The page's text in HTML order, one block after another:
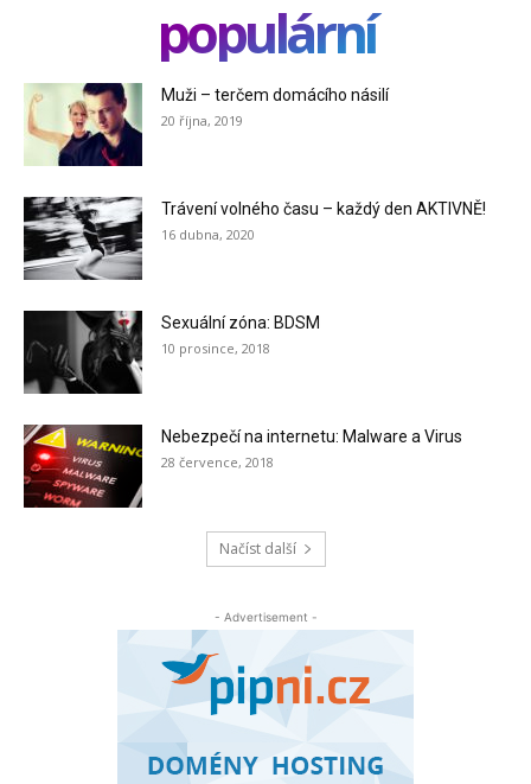
populární
Muži – terčem domácího násilí
20 října, 2019
Trávení volného času – každý den AKTIVNĚ!
16 dubna, 2020
Sexuální zóna: BDSM
10 prosince, 2018
Nebezpečí na internetu: Malware a Virus
28 července, 2018
Načíst další
- Advertisement -